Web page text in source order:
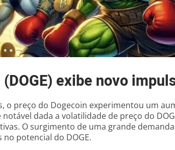
exibe novo
o preço do Dogecoin experimentou um
dada a volatilidade de preço do
O surgimento de uma grande
potencial do DOGE.